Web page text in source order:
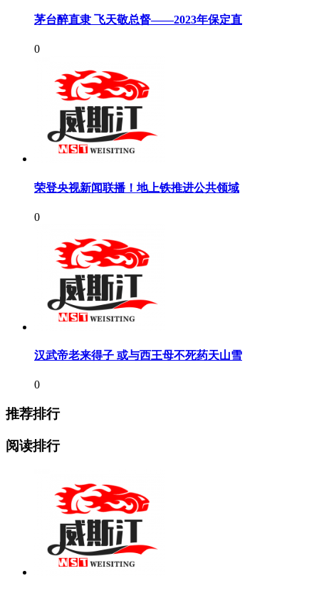
茅台醉直隶 飞天敬总督——2023年保定直
0
荣登央视新闻联播！地上铁推进公共领域
0
汉武帝老来得子 或与西王母不死药天山雪
0
推荐排行
阅读排行